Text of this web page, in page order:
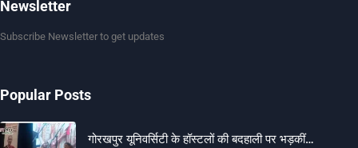
Newsletter
Subscribe Newsletter to get updates
Popular Posts
गोरखपुर यूनिवर्सिटी के हॉस्टलों की बदहाली पर भड़कीं…